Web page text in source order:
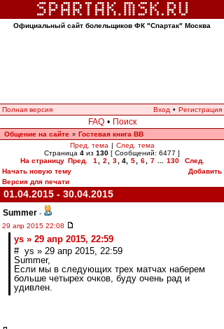
Официальный сайт болельщиков ФК "Спартак" Москва
Полная версия Вход • Регистрация
FAQ • Поиск
Общение на сайте » Гостевая книга ВВ
Пред. тема | След. тема
Страница 4 из 130 [ Сообщений: 6477 ]
На страницу Пред. 1 2 3 4, 5 6 7 130
След.
Начать новую тему
Добавить
Версия для печати
01.04.2015 - 30.04.2015
Summer -
29 апр 2015 22:08
ys » 29 апр 2015, 22:59
# ys » 29 апр 2015, 22:59
Summer,
Если мы в следующих трех матчах наберем
больше четырех очков, буду очень рад и
удивлен.